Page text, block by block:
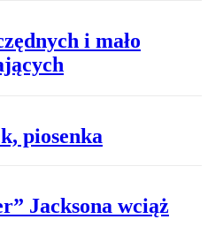
i mało
piosenka
Jacksona wciąż